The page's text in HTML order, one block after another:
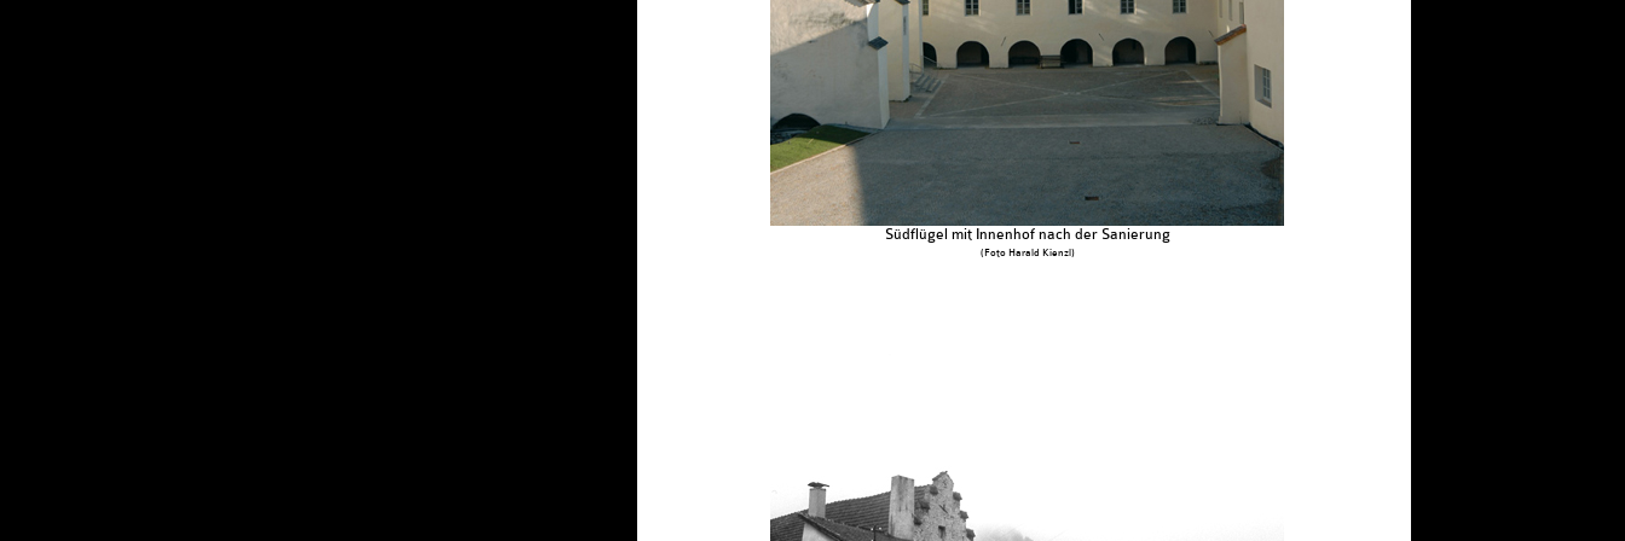
Südflügel mit Innenhof nach der Sanierung
(Foto Harald Kienzl)